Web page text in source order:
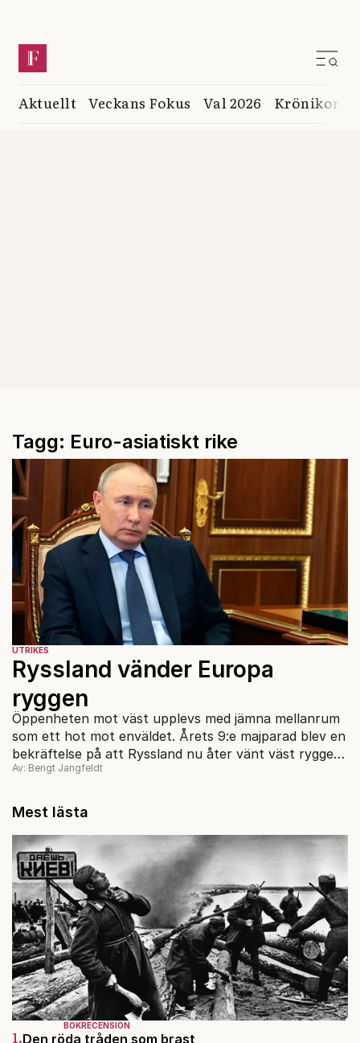
Aktuellt Veckans Fokus Val 2026 Krönikor
Tagg: Euro-asiatiskt rike
UTRIKES
Ryssland vänder Europa
ryggen
Öppenheten mot väst upplevs med jämna mellanrum
som ett hot mot enväldet. Årets 9:e majparad blev en
bekräftelse på att Ryssland nu åter vänt väst ryggen
och ser sig som ett euro-asiatiskt rike.
Av: Bengt Jangfeldt
Mest lästa
BOKRECENSION
1.Den röda tråden som brast